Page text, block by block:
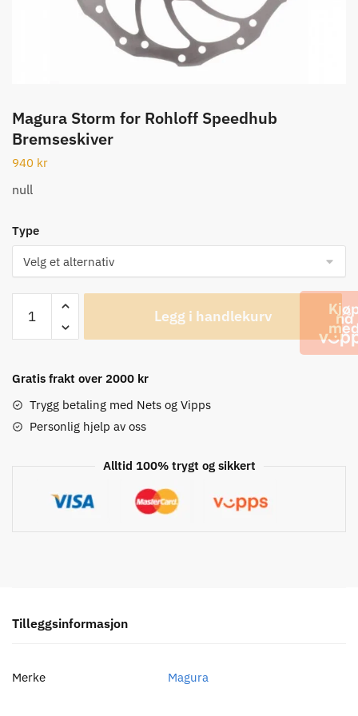
Magura Storm for Rohloff Speedhub
Bremseskiver
940 kr
null
Type
Storm
for
Speedhub
Bremseskiver
Legg i handlekurv
Gratis frakt over 2000 kr
Trygg betaling med Nets og Vipps
Personlig hjelp av oss
Alltid 100% trygt og sikkert
Tilleggsinformasjon
Merke Magura